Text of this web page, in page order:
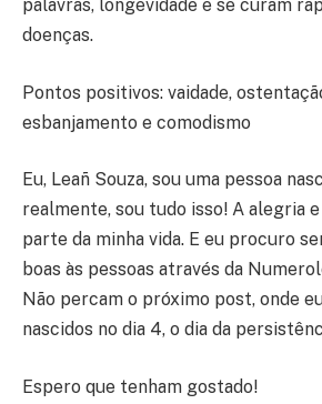
palavras, longevidade e se curam
doenças.
Pontos positivos: vaidade,
esbanjamento e comodismo
Eu, Leañ Souza, sou uma pessoa
realmente, sou tudo isso! A alegria
parte da minha vida. E eu procuro
boas às pessoas através da
Não percam o próximo post, onde
nascidos no dia 4, o dia da
Espero que tenham gostado!